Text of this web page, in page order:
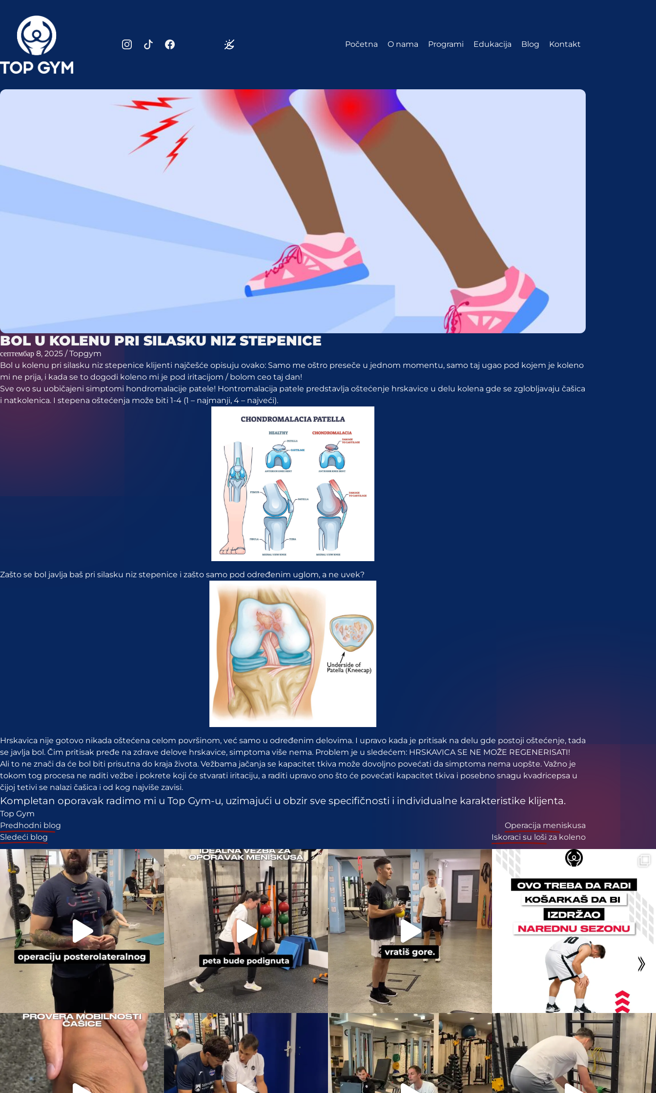
Početna O nama Programi Edukacija Blog Kontakt
BOL U KOLENU PRI SILASKU NIZ STEPENICE
септембар 8, 2025 / Topgym
Bol u kolenu pri silasku niz stepenice klijenti najčešće opisuju ovako: Samo me oštro preseče u jednom momentu, samo taj ugao pod kojem je koleno
mi ne prija, i kada se to dogodi koleno mi je pod iritacijom / bolom ceo taj dan!
Sve ovo su uobičajeni simptomi hondromalacije patele! Hontromalacija patele predstavlja oštećenje hrskavice u delu kolena gde se zglobljavaju čašica
i natkolenica. I stepena oštećenja može biti 1-4 (1 – najmanji, 4 – najveći).
Zašto se bol javlja baš pri silasku niz stepenice i zašto samo pod određenim uglom, a ne uvek?
Hrskavica nije gotovo nikada oštećena celom površinom, već samo u određenim delovima. I upravo kada je pritisak na delu gde postoji oštećenje, tada
se javlja bol. Čim pritisak pređe na zdrave delove hrskavice, simptoma više nema. Problem je u sledećem: HRSKAVICA SE NE MOŽE REGENERISATI!
Ali to ne znači da će bol biti prisutna do kraja života. Vežbama jačanja se kapacitet tkiva može dovoljno povećati da simptoma nema uopšte. Važno je
tokom tog procesa ne raditi vežbe i pokrete koji će stvarati iritaciju, a raditi upravo ono što će povećati kapacitet tkiva i posebno snagu kvadricepsa u
čijoj tetivi se nalazi čašica i od kog najviše zavisi.
Kompletan oporavak radimo mi u Top Gym-u, uzimajući u obzir sve specifičnosti i individualne karakteristike klijenta.
Top Gym
Кретање
чланка
Predhodni blog
Operacija meniskusa
Sledeći blog
Iskoraci su loši za koleno